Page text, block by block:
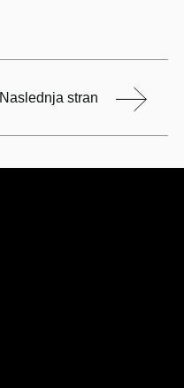
Naslednja stran